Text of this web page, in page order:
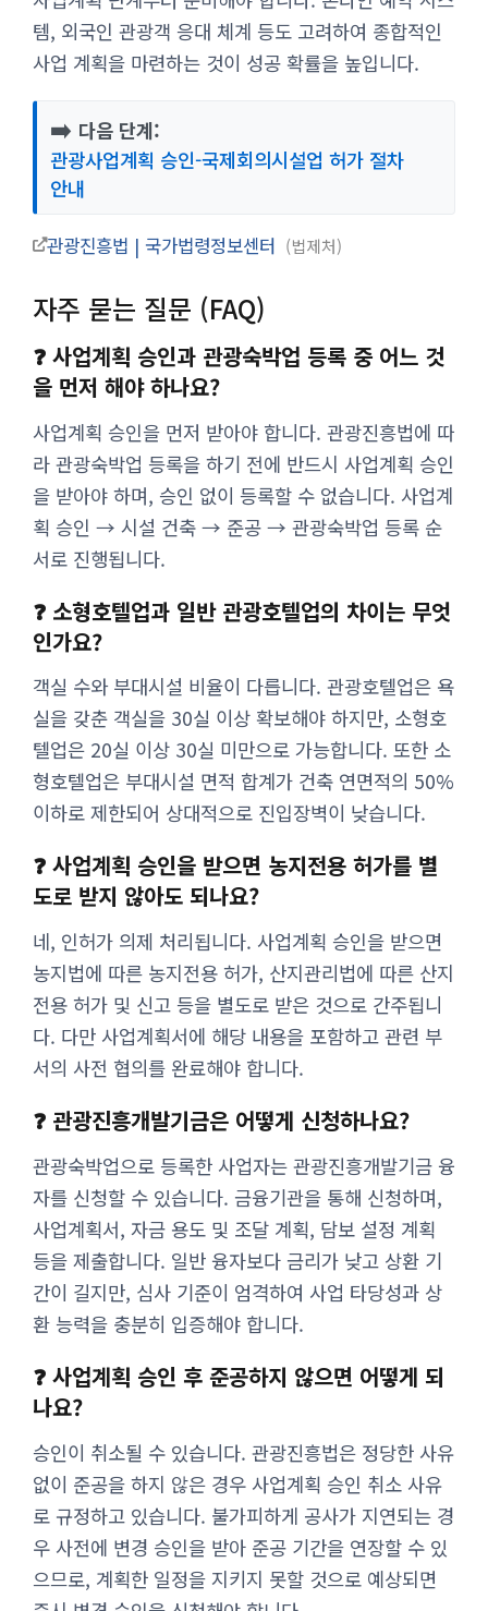
템, 외국인 관광객 응대 체계 등도 고려하여 종합적인
사업 계획을 마련하는 것이 성공 확률을 높입니다.
➡️ 다음 단계:
관광사업계획 승인-국제회의시설업 허가 절차
안내
관광진흥법 | 국가법령정보센터 법제처
자주 묻는 질문 (FAQ)
❓ 사업계획 승인과 관광숙박업 등록 중 어느 것
을 먼저 해야 하나요?
사업계획 승인을 먼저 받아야 합니다. 관광진흥법에 따
라 관광숙박업 등록을 하기 전에 반드시 사업계획 승인
을 받아야 하며, 승인 없이 등록할 수 없습니다. 사업계
획 승인 → 시설 건축 → 준공 → 관광숙박업 등록 순
서로 진행됩니다.
❓ 소형호텔업과 일반 관광호텔업의 차이는 무엇
인가요?
객실 수와 부대시설 비율이 다릅니다. 관광호텔업은 욕
실을 갖춘 객실을 30실 이상 확보해야 하지만, 소형호
텔업은 20실 이상 30실 미만으로 가능합니다. 또한 소
형호텔업은 부대시설 면적 합계가 건축 연면적의 50%
이하로 제한되어 상대적으로 진입장벽이 낮습니다.
❓ 사업계획 승인을 받으면 농지전용 허가를 별
도로 받지 않아도 되나요?
네, 인허가 의제 처리됩니다. 사업계획 승인을 받으면
농지법에 따른 농지전용 허가, 산지관리법에 따른 산지
전용 허가 및 신고 등을 별도로 받은 것으로 간주됩니
다. 다만 사업계획서에 해당 내용을 포함하고 관련 부
서의 사전 협의를 완료해야 합니다.
❓ 관광진흥개발기금은 어떻게 신청하나요?
관광숙박업으로 등록한 사업자는 관광진흥개발기금 융
자를 신청할 수 있습니다. 금융기관을 통해 신청하며,
사업계획서, 자금 용도 및 조달 계획, 담보 설정 계획
등을 제출합니다. 일반 융자보다 금리가 낮고 상환 기
간이 길지만, 심사 기준이 엄격하여 사업 타당성과 상
환 능력을 충분히 입증해야 합니다.
❓ 사업계획 승인 후 준공하지 않으면 어떻게 되
나요?
승인이 취소될 수 있습니다. 관광진흥법은 정당한 사유
없이 준공을 하지 않은 경우 사업계획 승인 취소 사유
로 규정하고 있습니다. 불가피하게 공사가 지연되는 경
우 사전에 변경 승인을 받아 준공 기간을 연장할 수 있
으므로, 계획한 일정을 지키지 못할 것으로 예상되면